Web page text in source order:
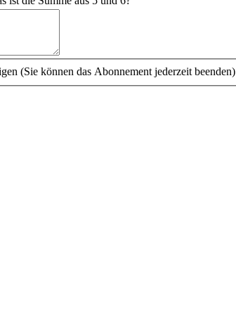
(Sie können das Abonnement jederzeit beenden)